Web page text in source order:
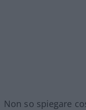
Non so spiegare